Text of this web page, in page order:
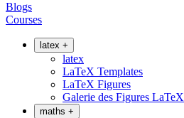
Blogs
Courses
latex +
latex
LaTeX Templates
LaTeX Figures
Galerie des Figures LaTeX
maths +